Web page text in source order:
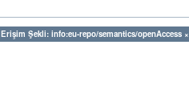
Erişim Şekli: info:eu-repo/semantics/openAccess ×